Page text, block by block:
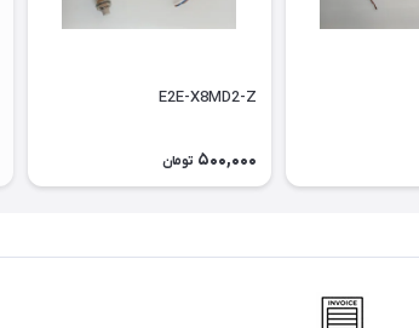
E2E-X8MD2-Z
500,000 تومان